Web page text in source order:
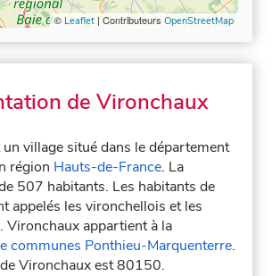
© Leaflet| Contributeurs OpenStreetMap
de Vironchaux
village situé dans le département
région Hauts-de-France. La
507 habitants. Les habitants de
appelés les vironchellois et les
Vironchaux appartient à la
communes Ponthieu-Marquenterre.
Vironchaux est 80150.